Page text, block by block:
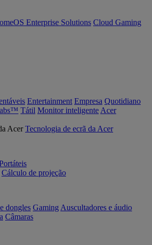
Enterprise Solutions Cloud Gaming
Entertainment Empresa Quotidiano
Tátil Monitor inteligente Acer
Tecnologia de ecrã da Acer
Cálculo de projeção
dongles Gaming Auscultadores e áudio
Câmaras